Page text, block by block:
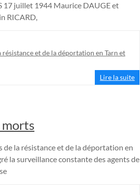
17 juillet 1944 Maurice DAUGE et
RICARD,
et de la déportation en Tarn et
Lire la suite
de la résistance et de la déportation en
la surveillance constante des agents de